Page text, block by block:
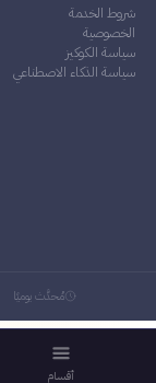
شروط الخدمة
الخصوصية
سياسة الكوكيز
سياسة الذكاء الاصطناعي
مُحدَّث يوميًا
أقسام